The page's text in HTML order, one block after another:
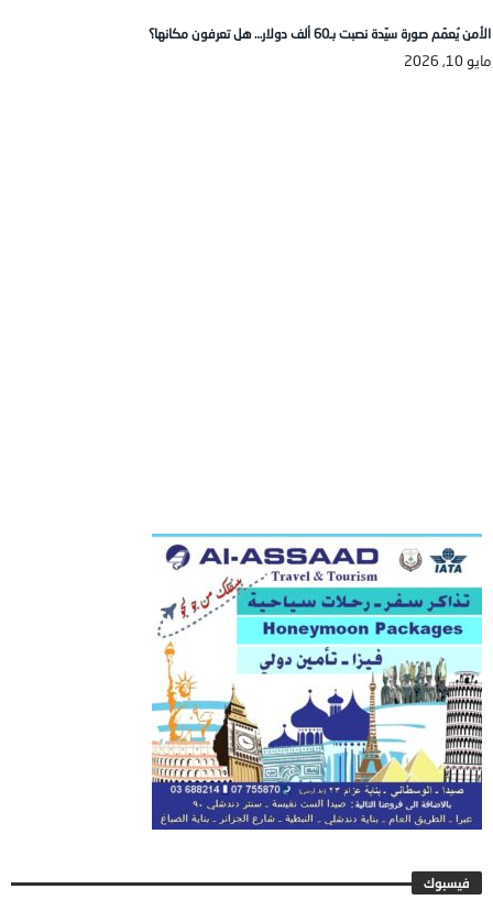
الأمن يُعمّم صورة سيّدة نصبت بـ60 ألف دولار… هل تعرفون مكانها؟
مايو 10, 2026
فيسبوك